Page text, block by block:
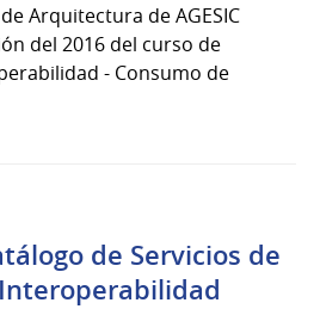
Arquitectura de AGESIC
del 2016 del curso de
- Consumo de
de Servicios de